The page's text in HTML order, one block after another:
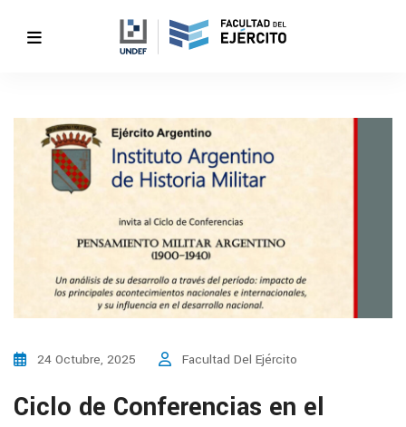
24 Octubre, 2025 Facultad Del Ejército
Ciclo de Conferencias en el